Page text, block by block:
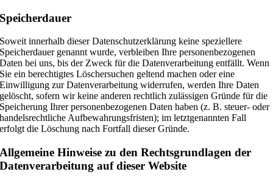
Speicherdauer
Soweit innerhalb dieser Datenschutzerklärung keine speziellere
Speicherdauer genannt wurde, verbleiben Ihre personenbezogenen
Daten bei uns, bis der Zweck für die Datenverarbeitung entfällt. Wenn
Sie ein berechtigtes Löschersuchen geltend machen oder eine
Einwilligung zur Datenverarbeitung widerrufen, werden Ihre Daten
gelöscht, sofern wir keine anderen rechtlich zulässigen Gründe für die
Speicherung Ihrer personenbezogenen Daten haben (z. B. steuer- oder
handelsrechtliche Aufbewahrungsfristen); im letztgenannten Fall
erfolgt die Löschung nach Fortfall dieser Gründe.
Allgemeine Hinweise zu den Rechtsgrundlagen der
Datenverarbeitung auf dieser Website